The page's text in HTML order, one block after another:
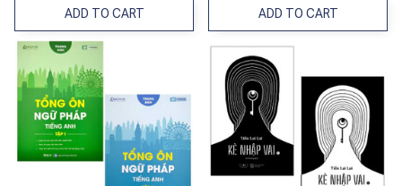
ADD TO CART ADD TO CART